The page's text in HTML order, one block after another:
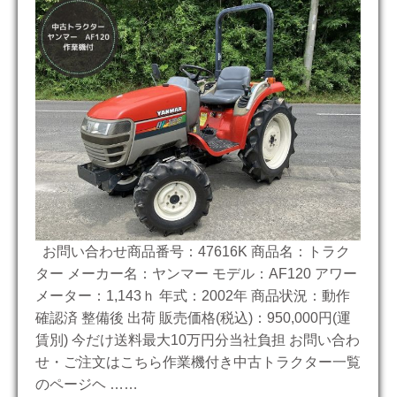
お問い合わせ商品番号：47616K 商品名：トラク
ター メーカー名：ヤンマー モデル：AF120 アワー
メーター：1,143ｈ 年式：2002年 商品状況：動作
確認済 整備後 出荷 販売価格(税込)：950,000円(運
賃別) 今だけ送料最大10万円分当社負担 お問い合わ
せ・ご注文はこちら作業機付き中古トラクター一覧
のページヘ ……